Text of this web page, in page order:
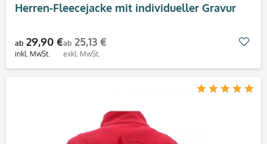
Herren-Fleecejacke mit individueller Gravur
ab 29,90 €
inkl. MwSt.
ab 25,13 €
exkl. MwSt.